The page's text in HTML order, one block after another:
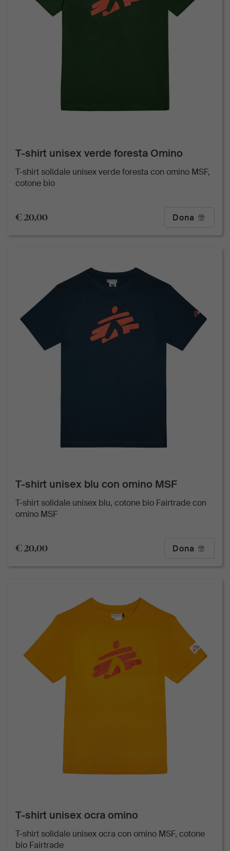
T-shirt unisex verde foresta Omino
T-shirt solidale unisex verde foresta con omino MSF,
cotone bio
€ 20,00 Dona
T-shirt unisex blu con omino MSF
T-shirt solidale unisex blu, cotone bio Fairtrade con
omino MSF
€ 20,00 Dona
T-shirt unisex ocra omino
T-shirt solidale unisex ocra con omino MSF, cotone
bio Fairtrade